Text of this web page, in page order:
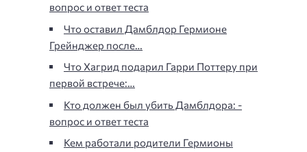
вопрос и ответ теста
Что оставил Дамблдор Гермионе
Грейнджер после…
Что Хагрид подарил Гарри Поттеру при
первой встрече:…
Кто должен был убить Дамблдора: -
вопрос и ответ теста
Кем работали родители Гермионы